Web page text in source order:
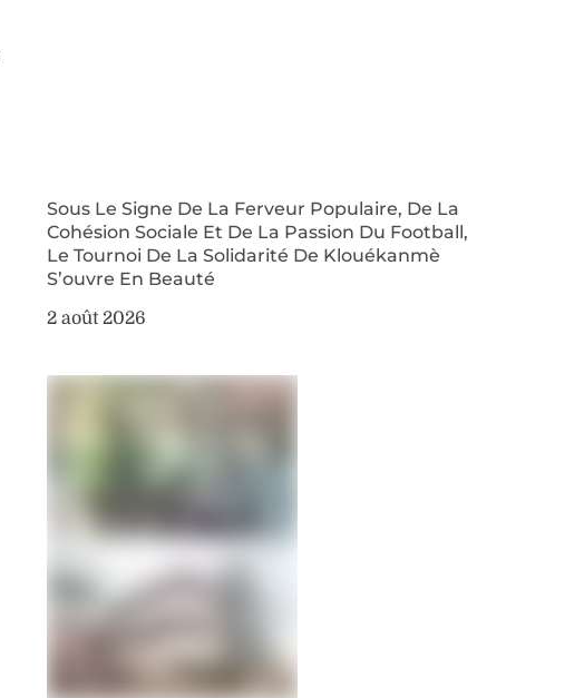
Sous Le Signe De La Ferveur Populaire, De La
Cohésion Sociale Et De La Passion Du Football,
Le Tournoi De La Solidarité De Klouékanmè
S’ouvre En Beauté
2 août 2026